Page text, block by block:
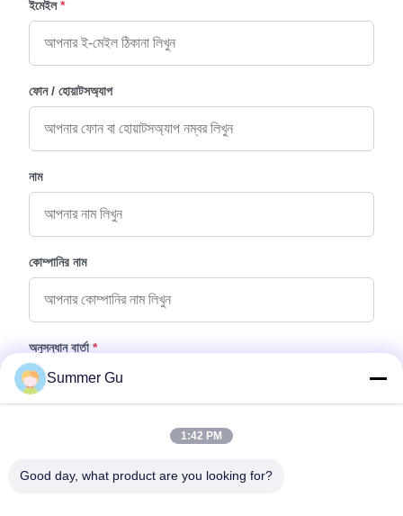
ইমেইল *
ফোন / হোয়াটসঅ্যাপ
নাম
কোম্পানির নাম
অনুসন্ধান বার্তা *
Summer Gu
1:42 PM
Good day, what product are you looking for?